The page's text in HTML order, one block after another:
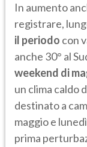
In aumento
registrare,
il periodo con
anche 30° al
weekend di
un clima caldo
destinato a
maggio e
prima